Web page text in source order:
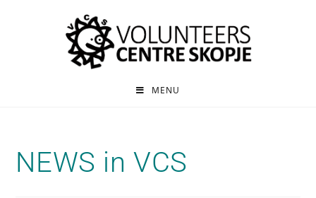
MENU
NEWS in VCS